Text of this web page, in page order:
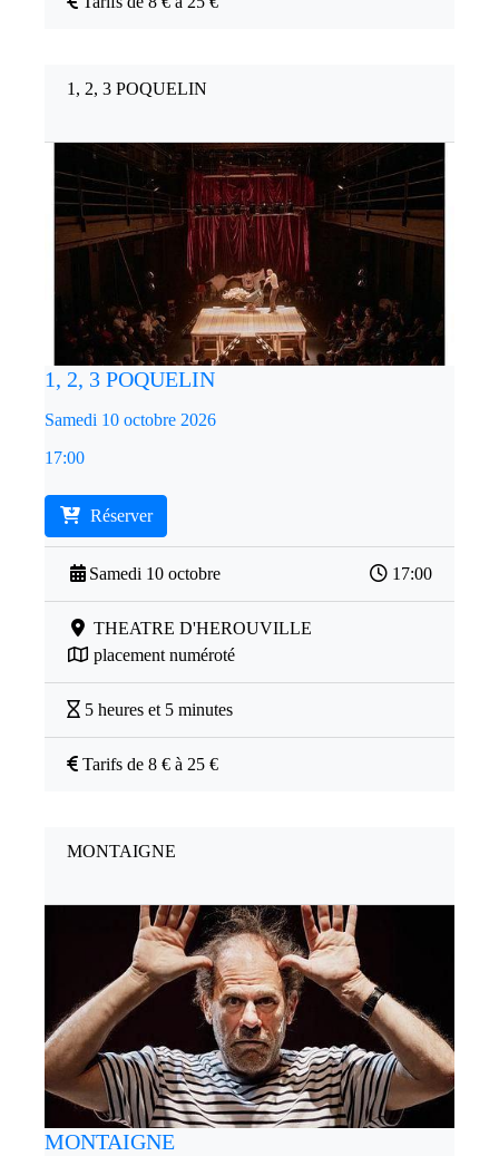
1, 2, 3 POQUELIN
1, 2, 3 POQUELIN
Samedi 10 octobre 2026
17:00
Réserver
Samedi 10 octobre 17:00
THEATRE D'HEROUVILLE
placement numéroté
5 heures et 5 minutes
Tarifs de 8 € à 25 €
MONTAIGNE
MONTAIGNE